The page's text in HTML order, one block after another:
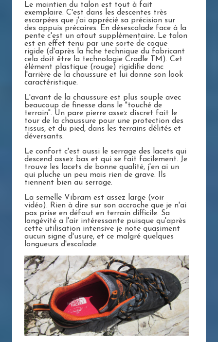
Le maintien du talon est tout à fait
exemplaire. C'est dans les descentes très
escarpées que j'ai apprécié sa précision sur
des appuis précaires. En désescalade face à la
pente c'est un atout supplémentaire. Le talon
est en effet tenu par une sorte de coque
rigide (d'après la fiche technique du fabricant
cela doit être la technologie Cradle TM). Cet
élément plastique (rouge) rigidifie donc
l'arrière de la chaussure et lui donne son look
caractéristique.
L'avant de la chaussure est plus souple avec
beaucoup de finesse dans le "touché de
terrain". Un pare pierre assez discret fait le
tour de la chaussure pour une protection des
tissus, et du pied, dans les terrains délités et
déversants.
Le confort c'est aussi le serrage des lacets qui
descend assez bas et qui se fait facilement. Je
trouve les lacets de bonne qualité, j'en ai un
qui pluche un peu mais rien de grave. Ils
tiennent bien au serrage.
La semelle Vibram est assez large (voir
vidéo). Rien à dire sur son accroche que je n'ai
pas prise en défaut en terrain difficile. Sa
longévité a l'air intéressante puisque qu'après
cette utilisation intensive je note quasiment
aucun signe d'usure, et ce malgré quelques
longueurs d'escalade.